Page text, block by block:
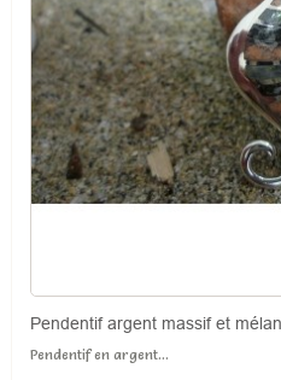
Pendentif argent massif et
Pendentif en argent...